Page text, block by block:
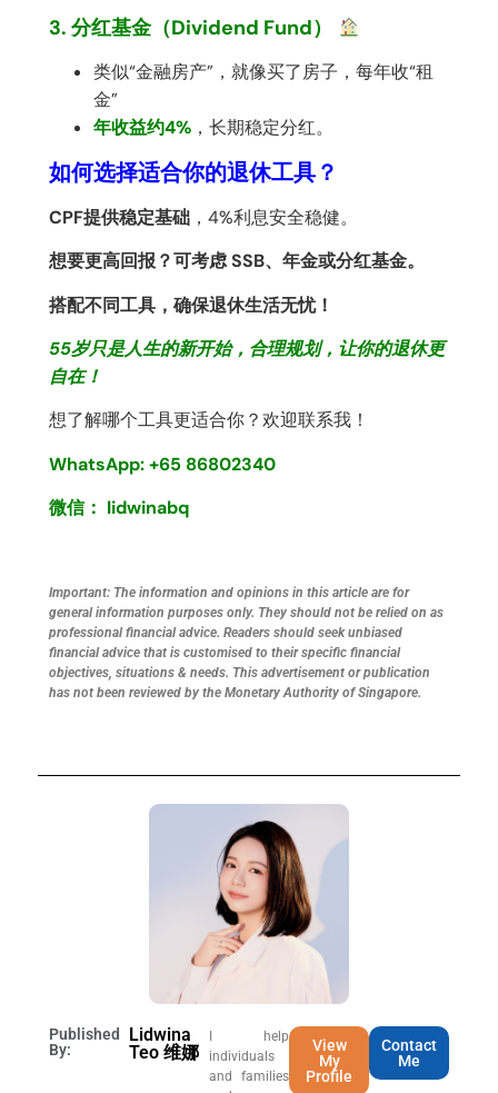
3. 分红基金（Dividend Fund）
类似“金融房产”，就像买了房子，每年收“租
金”
年收益约4% ，长期稳定分红。
如何选择适合你的退休工具？
CPF提供稳定基础 ，4%利息安全稳健。
想要更高回报？可考虑 SSB、年金或分红基金。
搭配不同工具，确保退休生活无忧！
55岁只是人生的新开始，合理规划，让你的退休更
自在！
想了解哪个工具更适合你？欢迎联系我！
WhatsApp: +65 86802340
微信： lidwinabq
Important: The information and opinions in this article are for
general information purposes only. They should not be relied on as
professional financial advice. Readers should seek unbiased
financial advice that is customised to their specific financial
objectives, situations & needs. This advertisement or publication
has not been reviewed by the Monetary Authority of Singapore.
Published
By:
Lidwina
Teo 维娜
I help
individuals
and families
View
My
Profile
Contact
Me